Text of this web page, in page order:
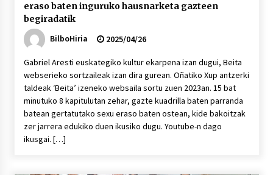
eraso baten inguruko hausnarketa gazteen
begiradatik
BilboHiria
2025/04/26
Gabriel Aresti euskategiko kultur ekarpena izan dugui, Beita
webserieko sortzaileak izan dira gurean. Oñatiko Xup antzerki
taldeak ‘Beita’ izeneko websaila sortu zuen 2023an. 15 bat
minutuko 8 kapitulutan zehar, gazte kuadrilla baten parranda
batean gertatutako sexu eraso baten ostean, kide bakoitzak
zer jarrera edukiko duen ikusiko dugu. Youtube-n dago
ikusgai. […]